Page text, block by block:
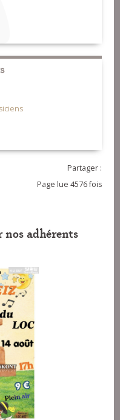
Partager :
Page lue 4576 fois
nos adhérents